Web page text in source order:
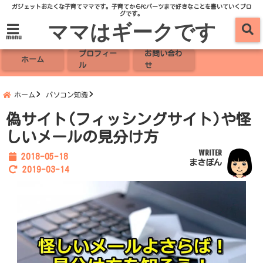
ガジェットおたくな子育てママです。子育てからPCパーツまで好きなことを書いていくブロ
グです。
menu ママはギークです
ホーム
プロフィー
ル
お問い合わ
せ
ホーム パソコン知識
偽サイト(フィッシングサイト)や怪
しいメールの見分け方
2018-05-18
2019-03-14
WRITER
まさぽん